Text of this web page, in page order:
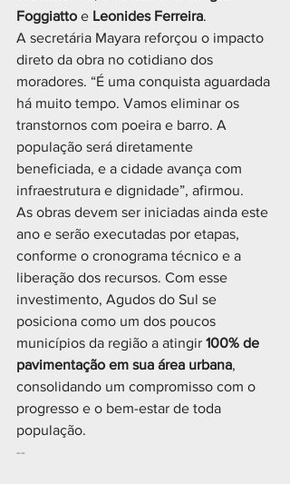
Foggiatto e Leonides Ferreira.
A secretária Mayara reforçou o impacto
direto da obra no cotidiano dos
moradores. “É uma conquista aguardada
há muito tempo. Vamos eliminar os
transtornos com poeira e barro. A
população será diretamente
beneficiada, e a cidade avança com
infraestrutura e dignidade”, afirmou.
As obras devem ser iniciadas ainda este
ano e serão executadas por etapas,
conforme o cronograma técnico e a
liberação dos recursos. Com esse
investimento, Agudos do Sul se
posiciona como um dos poucos
municípios da região a atingir 100% de
pavimentação em sua área urbana,
consolidando um compromisso com o
progresso e o bem-estar de toda
população.
--